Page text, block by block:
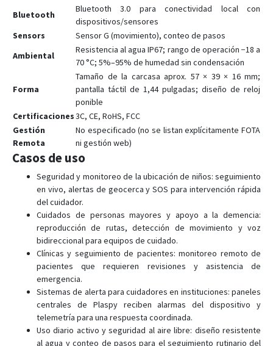
Bluetooth
Bluetooth 3.0 para conectividad local con
dispositivos/sensores
Sensors
Sensor G (movimiento), conteo de pasos
Ambiental
Resistencia al agua IP67; rango de operación −18 a
70 °C; 5%–95% de humedad sin condensación
Forma
Tamaño de la carcasa aprox. 57 × 39 × 16 mm;
pantalla táctil de 1,44 pulgadas; diseño de reloj
ponible
Certificaciones3C, CE, RoHS, FCC
Gestión
Remota
No especificado (no se listan explícitamente FOTA
ni gestión web)
Casos de uso
Seguridad y monitoreo de la ubicación de niños: seguimiento
en vivo, alertas de geocerca y SOS para intervención rápida
del cuidador.
Cuidados de personas mayores y apoyo a la demencia:
reproducción de rutas, detección de movimiento y voz
bidireccional para equipos de cuidado.
Clínicas y seguimiento de pacientes: monitoreo remoto de
pacientes que requieren revisiones y asistencia de
emergencia.
Sistemas de alerta para cuidadores en instituciones: paneles
centrales de Plaspy reciben alarmas del dispositivo y
telemetría para una respuesta coordinada.
Uso diario activo y seguridad al aire libre: diseño resistente
al agua y conteo de pasos para el seguimiento rutinario del